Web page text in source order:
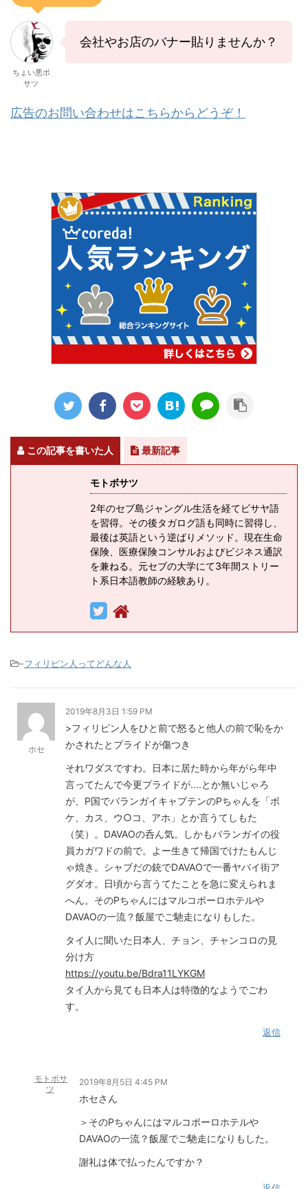
ちょい悪ボ
サツ
会社やお店のバナー貼りませんか？
広告のお問い合わせはこちらからどうぞ！
この記事を書いた人 最新記事
モトボサツ
2年のセブ島ジャングル生活を経てビサヤ語
を習得。その後タガログ語も同時に習得し、
最後は英語という逆ばりメソッド。現在生命
保険、医療保険コンサルおよびビジネス通訳
を兼ねる。元セブの大学にて3年間ストリー
ト系日本語教師の経験あり。
-フィリピン人ってどんな人
ホセ
2019年8月3日 1:59 PM
>フィリピン人をひと前で怒ると他人の前で恥をか
かされたとプライドが傷つき
それワダスですわ。日本に居た時から年がら年中
言ってたんで今更プライドが....とか無いじゃろ
が、P国でバランガイキャプテンのPちゃんを「ボ
ケ、カス、ウ○コ、アホ」とか言うてしもた
（笑）。DAVAOの呑ん気。しかもバランガイの役
員カガワドの前で。よー生きて帰国でけたもんじ
ゃ焼き。シャブだの銃でDAVAOで一番ヤバイ街ア
グダオ。日頃から言うてたことを急に変えられま
へん。そのPちゃんにはマルコポーロホテルや
DAVAOの一流？飯屋でご馳走になりもした。
タイ人に聞いた日本人、チョン、チャンコロの見
分け方
https://youtu.be/Bdra11LYKGM
タイ人から見ても日本人は特徴的なようでごわ
す。
返信
モトボサ
ツ
2019年8月5日 4:45 PM
ホセさん
＞そのPちゃんにはマルコポーロホテルや
DAVAOの一流？飯屋でご馳走になりもした。
謝礼は体で払ったんですか？